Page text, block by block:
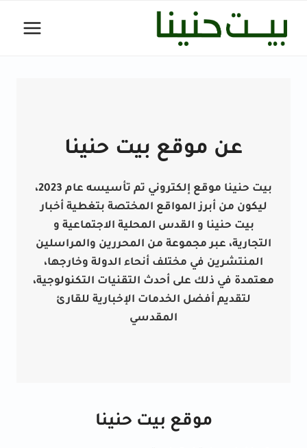
المحتوى
عن موقع بيت حنينا
بيت حنينا موقع إلكتروني تم تأسيسه عام 2023،
ليكون من أبرز المواقع المختصة بتغطية أخبار
بيت حنينا و القدس المحلية الاجتماعية و
التجارية، عبر مجموعة من المحررين والمراسلين
المنتشرين في مختلف أنحاء الدولة وخارجها،
معتمدة في ذلك على أحدث التقنيات التكنولوجية،
لتقديم أفضل الخدمات الإخبارية للقارئ
المقدسي
موقع بيت حنينا